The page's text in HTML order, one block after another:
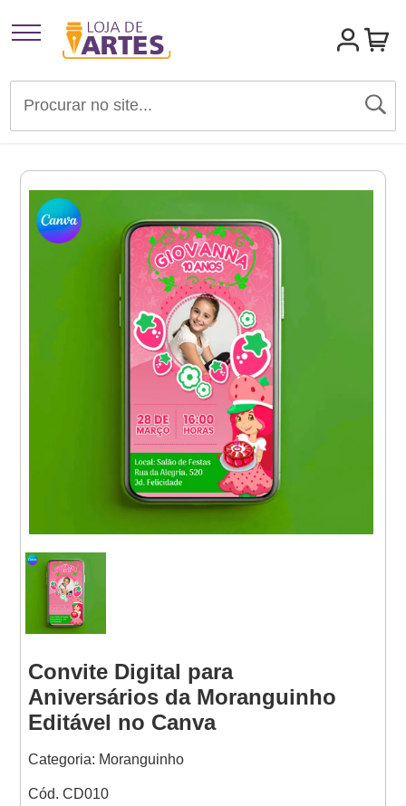
Artigos para Festas
Convites
Identidades Visuais
Materiais de Divulgação
Templates Editáveis Canva
Convite Digital para
Aniversários da Moranguinho
Editável no Canva
Categoria: Moranguinho
Cód. CD010